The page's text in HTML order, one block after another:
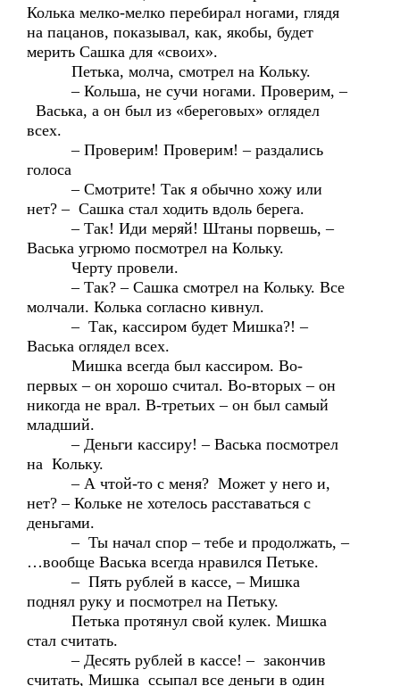
Колька мелко-мелко перебирал ногами, глядя
на пацанов, показывал, как, якобы, будет
мерить Сашка для «своих».
Петька, молча, смотрел на Кольку.
– Кольша, не сучи ногами. Проверим, –
Васька, а он был из «береговых» оглядел
всех.
– Проверим! Проверим! – раздались
голоса
– Смотрите! Так я обычно хожу или
нет? – Сашка стал ходить вдоль берега.
– Так! Иди меряй! Штаны порвешь, –
Васька угрюмо посмотрел на Кольку.
Черту провели.
– Так? – Сашка смотрел на Кольку. Все
молчали. Колька согласно кивнул.
– Так, кассиром будет Мишка?! –
Васька оглядел всех.
Мишка всегда был кассиром. Во-
первых – он хорошо считал. Во-вторых – он
никогда не врал. В-третьих – он был самый
младший.
– Деньги кассиру! – Васька посмотрел
на Кольку.
– А чтой-то с меня? Может у него и,
нет? – Кольке не хотелось расставаться с
деньгами.
– Ты начал спор – тебе и продолжать, –
…вообще Васька всегда нравился Петьке.
– Пять рублей в кассе, – Мишка
поднял руку и посмотрел на Петьку.
Петька протянул свой кулек. Мишка
стал считать.
– Десять рублей в кассе! – закончив
считать, Мишка ссыпал все деньги в один